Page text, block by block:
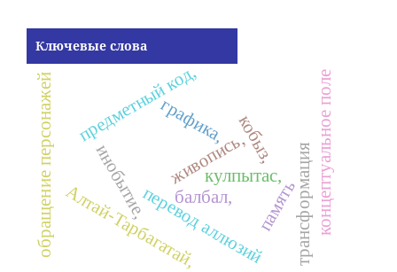
Ключевые слова
живопись,
графика, кобыз,
балбал,
кулпытас,
предметный код,
инобытие, память
перевод аллюзий трансформация
Алтай-Тарбагатай,
обращение персонажей концептуальное поле